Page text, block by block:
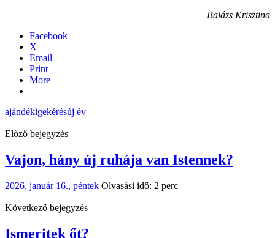
Balázs Krisztina
Facebook
X
Email
Print
More
ajándékigekérésúj év
Előző bejegyzés
Vajon, hány új ruhája van Istennek?
2026. január 16., péntek Olvasási idő: 2 perc
Következő bejegyzés
Ismeritek őt?